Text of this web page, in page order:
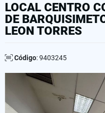
LOCAL CENTRO
DE
LEON TORRES
Código: 9403245